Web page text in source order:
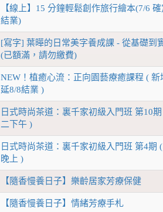
【線上】15 分鐘輕鬆創作旅行繪本(7/6
結業)
[寫字] 葉曄的日常美字養成課 - 從基礎到
(已額滿，請勿繳費)
NEW！植癒心流：正向園藝療癒課程 ( 新
延8/8結業 )
日式時尚茶道：裏千家初級入門班 第10
二下午 )
日式時尚茶道：裏千家初級入門班 第4期
晚上 )
【隨香慢養日子】樂齡居家芳療保健
【隨香慢養日子】情緒芳療手札